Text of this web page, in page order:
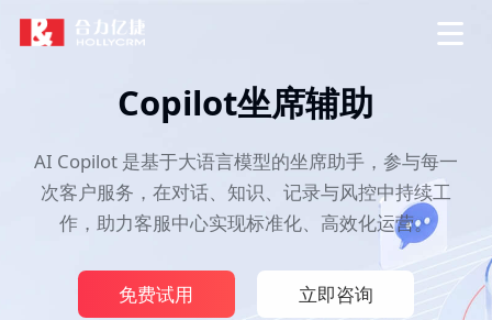
Copilot坐席辅助
AI Copilot 是基于大语言模型的坐席助手，参与每一
次客户服务，在对话、知识、记录与风控中持续工
作，助力客服中心实现标准化、高效化运营。
免费试用 立即咨询